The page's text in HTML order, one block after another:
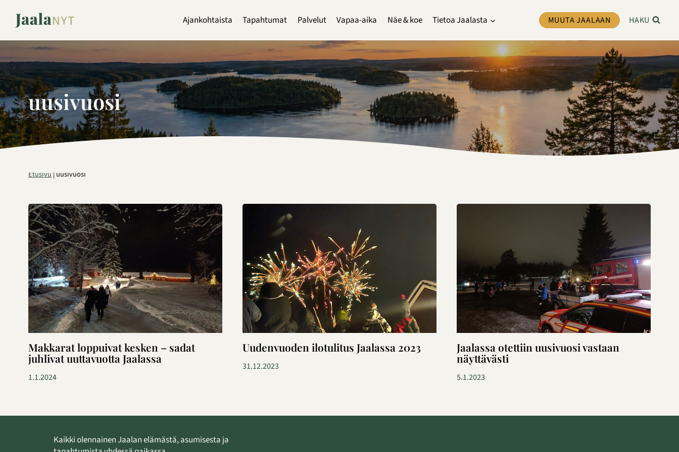
sisältöön
Ajankohtaista Tapahtumat Palvelut Vapaa-aika Näe & koe Tietoa Jaalasta MUUTA JAALAAN HAKU
uusivuosi
Etusivu|uusivuosi
Makkarat loppuivat kesken – sadat
juhlivat uuttavuotta Jaalassa
1.1.2024
Uudenvuoden ilotulitus Jaalassa 2023
31.12.2023
Jaalassa otettiin uusivuosi vastaan
näyttävästi
5.1.2023
Kaikki olennainen Jaalan elämästä, asumisesta ja